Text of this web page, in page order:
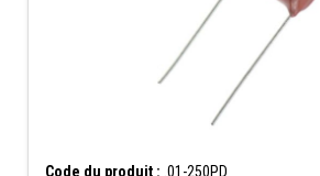
Code du produit : .01-250PD